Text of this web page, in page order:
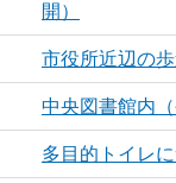
開）
市役所近辺の
中央図書館内
多目的トイレ